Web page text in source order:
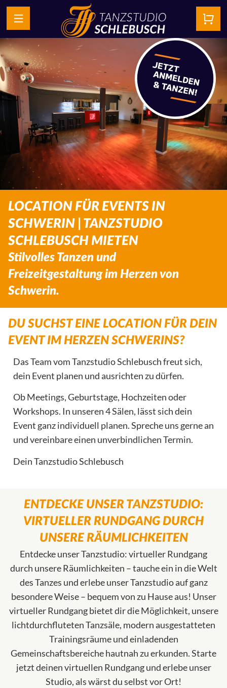
LOCATION FÜR EVENTS IN
SCHWERIN | TANZSTUDIO
SCHLEBUSCH MIETEN
Stilvolles Tanzen und
Freizeitgestaltung im Herzen von
Schwerin.
DU SUCHST EINE LOCATION FÜR DEIN
EVENT IM HERZEN SCHWERINS?
Das Team vom Tanzstudio Schlebusch freut sich,
dein Event planen und ausrichten zu dürfen.
Ob Meetings, Geburtstage, Hochzeiten oder
Workshops. In unseren 4 Sälen, lässt sich dein
Event ganz individuell planen. Spreche uns gerne an
und vereinbare einen unverbindlichen Termin.
Dein Tanzstudio Schlebusch
ENTDECKE UNSER TANZSTUDIO:
VIRTUELLER RUNDGANG DURCH
UNSERE RÄUMLICHKEITEN
Entdecke unser Tanzstudio: virtueller Rundgang
durch unsere Räumlichkeiten – tauche ein in die Welt
des Tanzes und erlebe unser Tanzstudio auf ganz
besondere Weise – bequem von zu Hause aus! Unser
virtueller Rundgang bietet dir die Möglichkeit, unsere
lichtdurchfluteten Tanzsäle, modern ausgestatteten
Trainingsräume und einladenden
Gemeinschaftsbereiche hautnah zu erkunden. Starte
jetzt deinen virtuellen Rundgang und erlebe unser
Studio, als wärst du selbst vor Ort!